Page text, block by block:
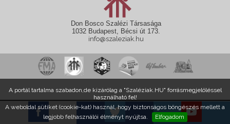
A weboldal sütiket (cookie-kat) használ, hogy biztonságos böngészés mellett a
legjobb felhasználói élményt nyújtsa.
Elfogadom
Don Bosco Szalézi Társasága
1032 Budapest, Bécsi út 173.
info@szaleziak.hu
A portál tartalma szabadon,de kizárólag a "Szaléziak.HU" forrásmegjelöléssel
használható fel!